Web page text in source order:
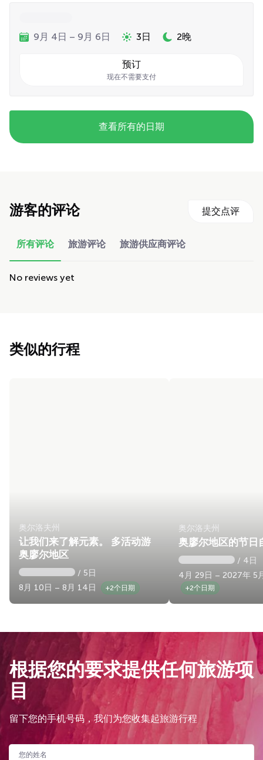
9月 4日 – 9月 6日 3日 2晚
预订
现在不需要支付
查看所有的日期
游客的评论 提交点评
所有评论 旅游评论 旅游供应商评论
No reviews yet
类似的行程
奥尔洛夫州
让我们来了解元素。 多活动游
奥廖尔地区
/ 5日
8月 10日 – 8月 14日
+2个日期
奥尔洛夫州
奥廖尔地区的节日
/ 4日
4月 29日 – 2027年 5
+2个日期
根据您的要求提供任何旅游项
目
留下您的手机号码，我们为您收集起旅游行程
您的姓名